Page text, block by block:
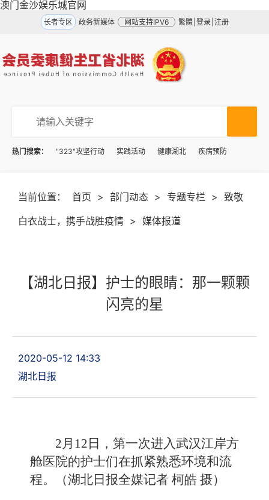
澳门金沙娱乐城官网
长者专区 政务新媒体 网站支持IPV6 繁體 登录 注册
热门搜索： "323"攻坚行动 实践活动 健康湖北 疾病预防
当前位置： 首页 > 部门动态 > 专题专栏 > 致敬
白衣战士，携手战胜疫情 > 媒体报道
【湖北日报】护士的眼睛：那一颗颗
闪亮的星
2020-05-12 14:33
湖北日报
2月12日，第一次进入武汉江岸方
舱医院的护士们在抓紧熟悉环境和流
程。（湖北日报全媒记者 柯皓 摄）